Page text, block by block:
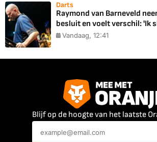
Darts
Raymond van Barneveld
besluit en voelt verschil: 'Ik
Vandaag, 12:41
Blijf op de hoogte van het laatste